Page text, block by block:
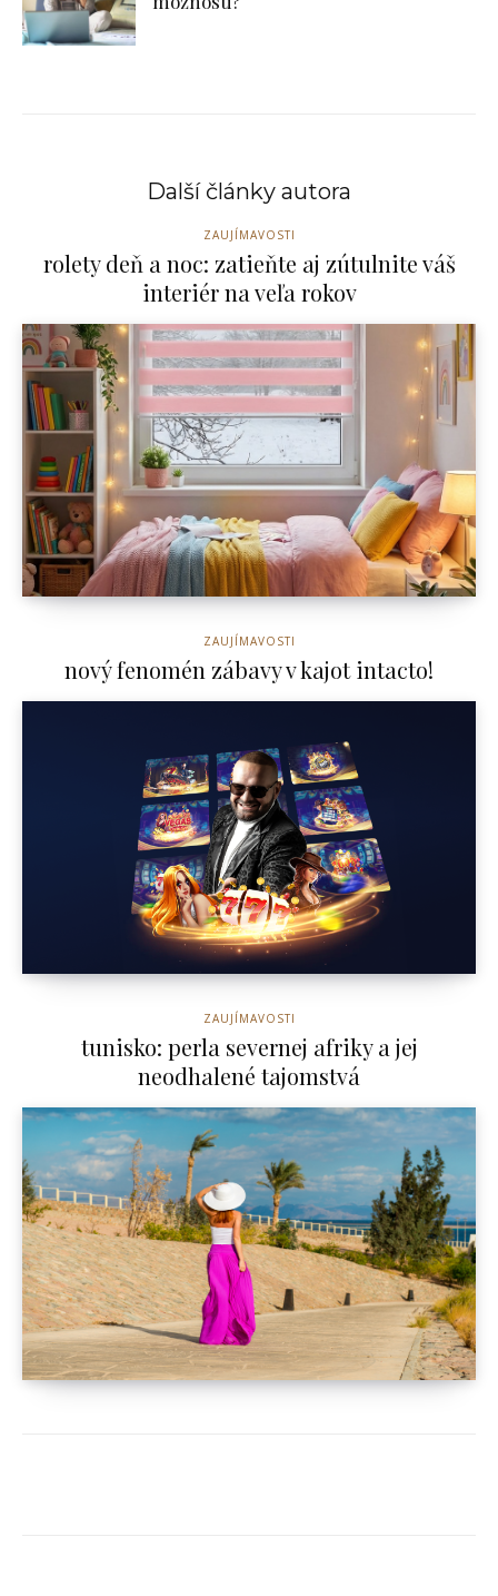
Další články autora
ZAUJÍMAVOSTI
rolety deň a noc: zatieňte aj zútulnite váš
interiér na veľa rokov
ZAUJÍMAVOSTI
nový fenomén zábavy v kajot intacto!
ZAUJÍMAVOSTI
tunisko: perla severnej afriky a jej
neodhalené tajomstvá